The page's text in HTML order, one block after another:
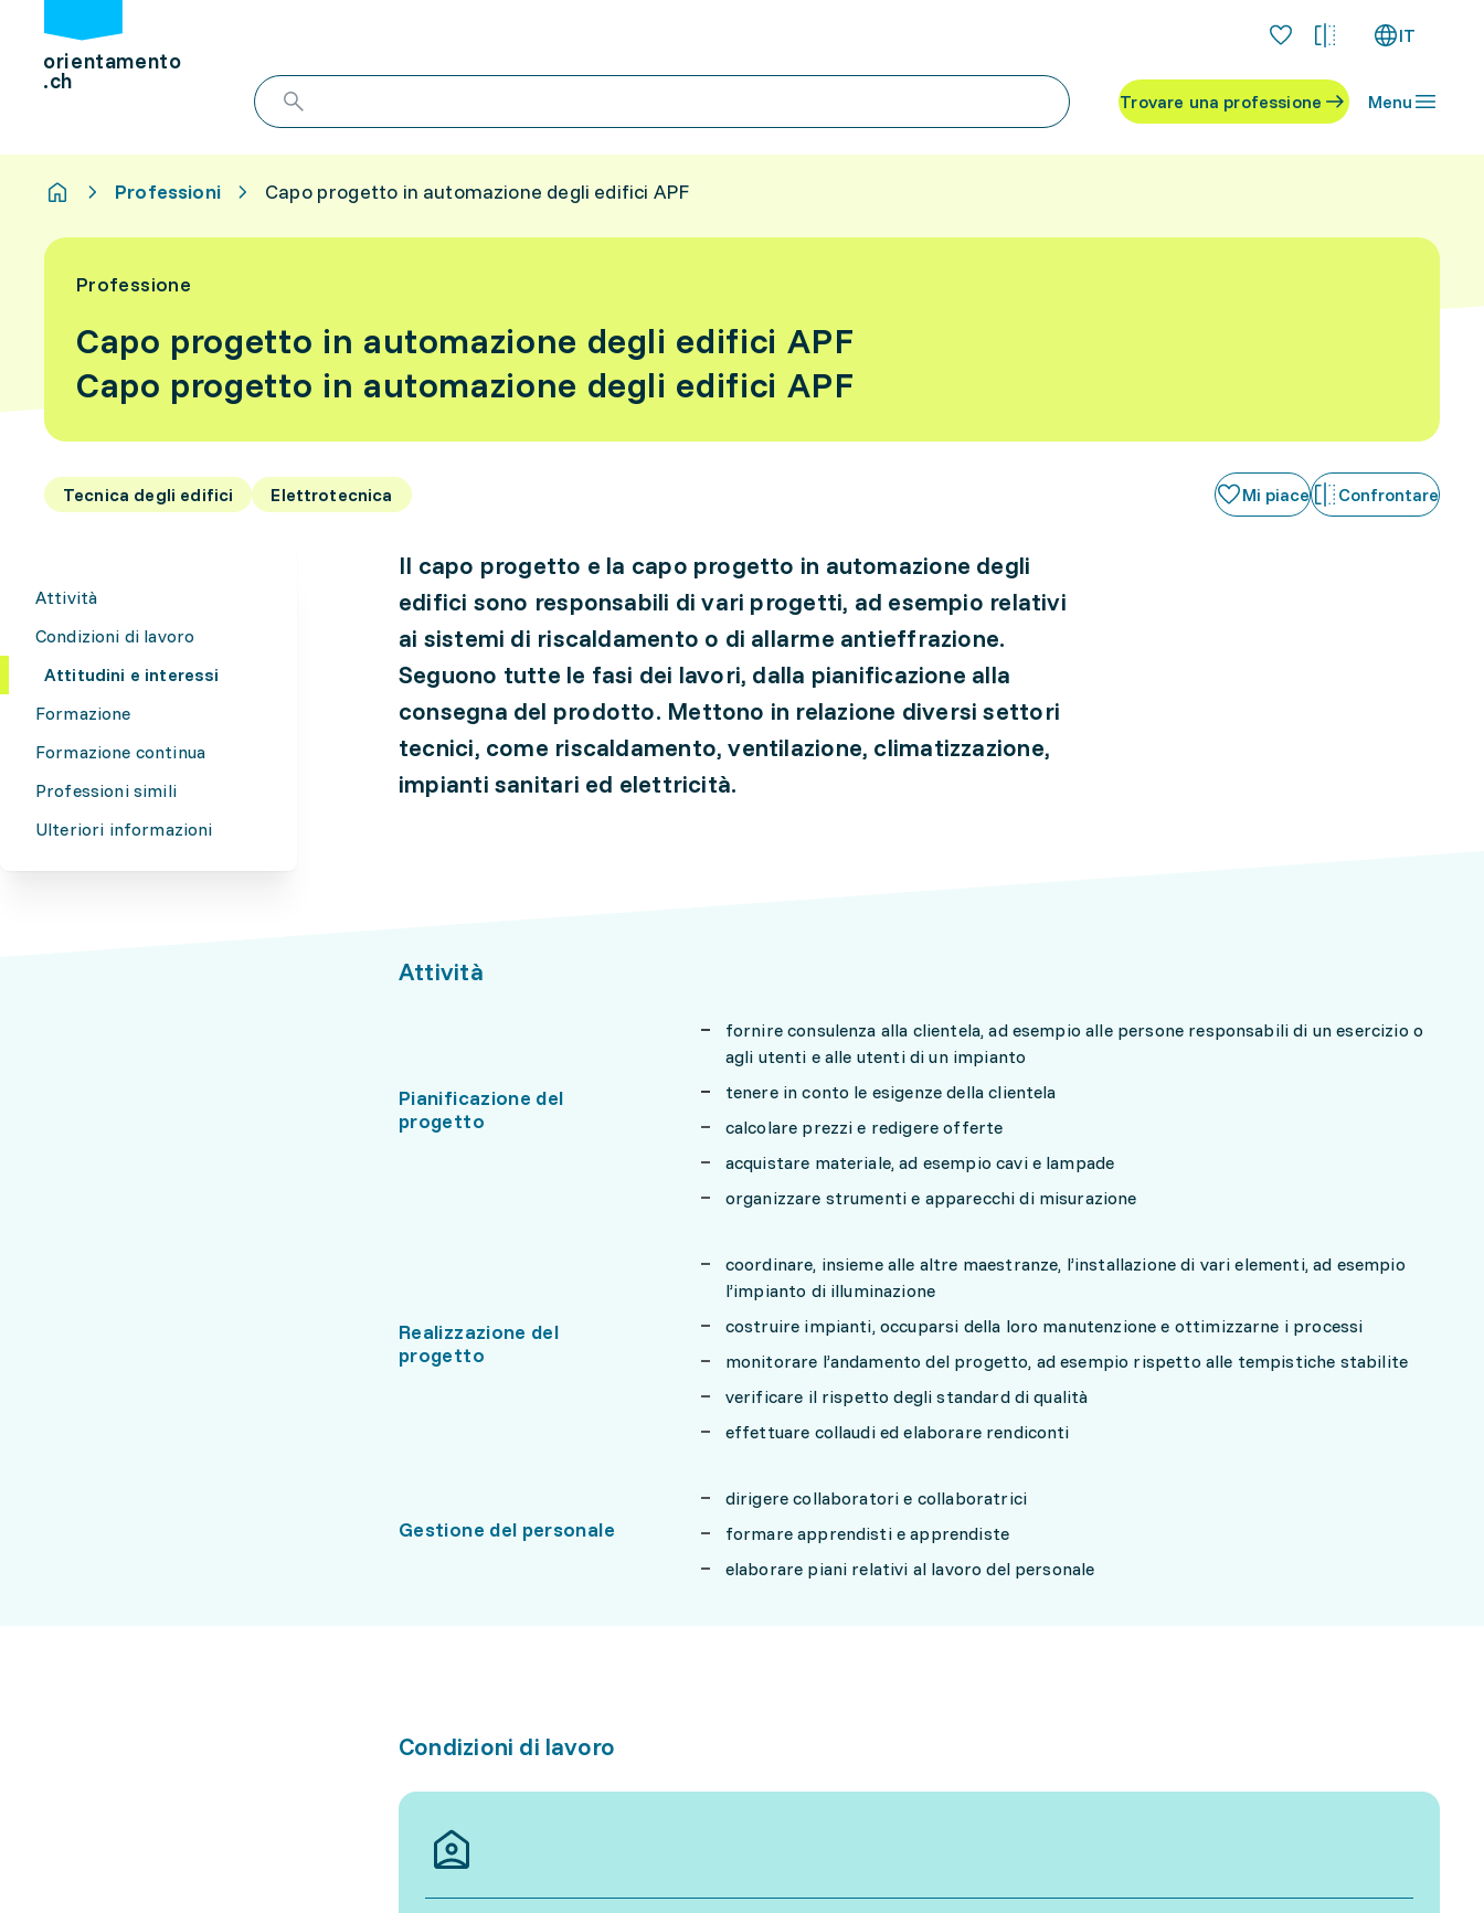
orientamento
.ch
IT
Trovare una professione Menu
Professioni Capo progetto in automazione degli edifici APF
Professione
Capo progetto in automazione degli edifici APF
Capo progetto in automazione degli edifici APF
Tecnica degli edifici Elettrotecnica Mi piace Confrontare
Attività
Condizioni di lavoro
Attitudini e interessi
Formazione
Formazione continua
Professioni simili
Ulteriori informazioni
Il capo progetto e la capo progetto in automazione degli
edifici sono responsabili di vari progetti, ad esempio relativi
ai sistemi di riscaldamento o di allarme antieffrazione.
Seguono tutte le fasi dei lavori, dalla pianificazione alla
consegna del prodotto. Mettono in relazione diversi settori
tecnici, come riscaldamento, ventilazione, climatizzazione,
impianti sanitari ed elettricità.
Attività
Pianificazione del
progetto
fornire consulenza alla clientela, ad esempio alle persone responsabili di un esercizio o
agli utenti e alle utenti di un impianto
tenere in conto le esigenze della clientela
calcolare prezzi e redigere offerte
acquistare materiale, ad esempio cavi e lampade
organizzare strumenti e apparecchi di misurazione
Realizzazione del
progetto
coordinare, insieme alle altre maestranze, l’installazione di vari elementi, ad esempio
l’impianto di illuminazione
costruire impianti, occuparsi della loro manutenzione e ottimizzarne i processi
monitorare l’andamento del progetto, ad esempio rispetto alle tempistiche stabilite
verificare il rispetto degli standard di qualità
effettuare collaudi ed elaborare rendiconti
Gestione del personale
dirigere collaboratori e collaboratrici
formare apprendisti e apprendiste
elaborare piani relativi al lavoro del personale
Condizioni di lavoro